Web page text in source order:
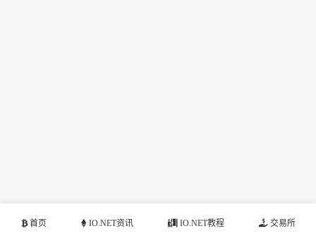
首页 IO.NET资讯 IO.NET教程 交易所